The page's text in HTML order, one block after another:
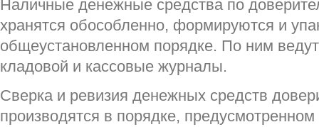
Наличные денежные средства по
хранятся обособленно, формируются и
общеустановленном порядке. По ним
кладовой и кассовые журналы.
Сверка и ревизия денежных средств
производятся в порядке,